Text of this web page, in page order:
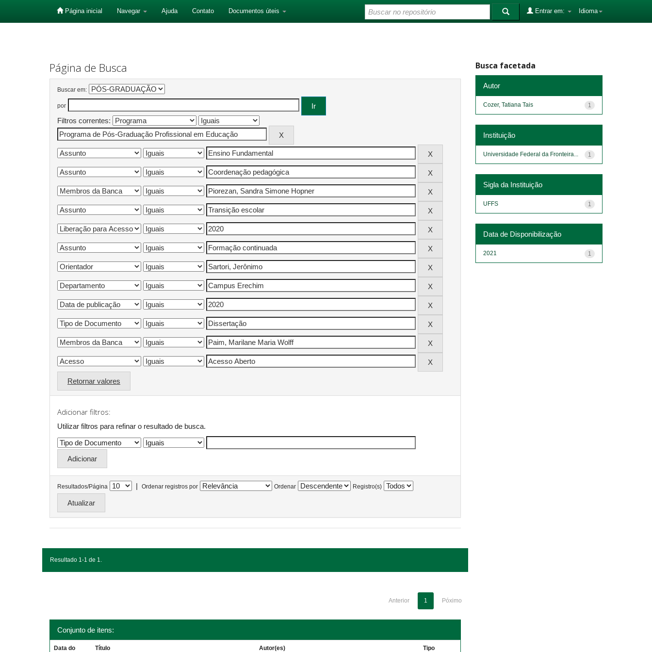
Página inicial Navegar Ajuda Contato Documentos úteis Idioma
Entrar em:
Página de Busca
Buscar em:
por
Filtros correntes:
Retornar valores
Adicionar filtros:
Utilizar filtros para refinar o resultado de busca.
Resultados/Página | Ordenar registros por Ordenar Registro(s)
Resultado 1-1 de 1.
Anterior 1 Póximo
Conjunto de itens:
Data do Título Autor(es) Tipo
Busca facetada
Autor
1
Cozer, Tatiana Tais
Instituição
1
Universidade Federal da Fronteira...
Sigla da Instituição
1
UFFS
Data de Disponibilização
1
2021